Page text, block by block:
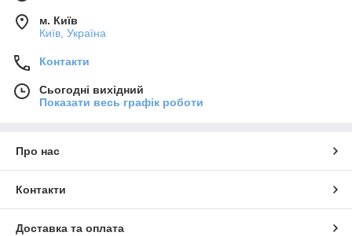
м. Київ
Київ, Україна
Контакти
Сьогодні вихідний
Показати весь графік роботи
Про нас
Контакти
Доставка та оплата